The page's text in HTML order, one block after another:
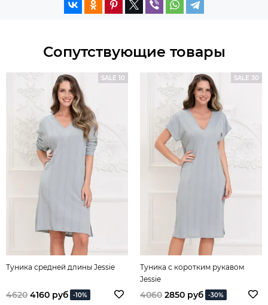
Сопутствующие товары
SALE 10
Туника средней длины Jessie
4620 4160 руб -10%
SALE 30
Туника с коротким рукавом
Jessie
4060 2850 руб -30%